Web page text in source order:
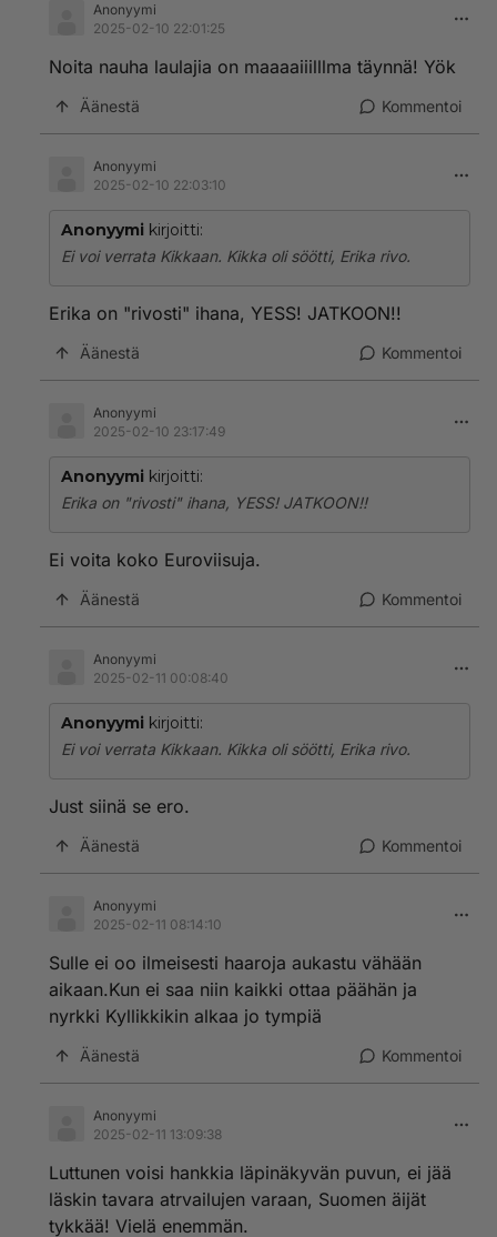
Anonyymi
2025-02-10 22:01:25
Noita nauha laulajia on maaaaiiilllma täynnä! Yök
Äänestä Kommentoi
Anonyymi
2025-02-10 22:03:10
Anonyymi kirjoitti:
Ei voi verrata Kikkaan. Kikka oli söötti, Erika rivo.
Erika on "rivosti" ihana, YESS! JATKOON!!
Äänestä Kommentoi
Anonyymi
2025-02-10 23:17:49
Anonyymi kirjoitti:
Erika on "rivosti" ihana, YESS! JATKOON!!
Ei voita koko Euroviisuja.
Äänestä Kommentoi
Anonyymi
2025-02-11 00:08:40
Anonyymi kirjoitti:
Ei voi verrata Kikkaan. Kikka oli söötti, Erika rivo.
Just siinä se ero.
Äänestä Kommentoi
Anonyymi
2025-02-11 08:14:10
Sulle ei oo ilmeisesti haaroja aukastu vähään
aikaan.Kun ei saa niin kaikki ottaa päähän ja
nyrkki Kyllikkikin alkaa jo tympiä
Äänestä Kommentoi
Anonyymi
2025-02-11 13:09:38
Luttunen voisi hankkia läpinäkyvän puvun, ei jää
läskin tavara atrvailujen varaan, Suomen äijät
tykkää! Vielä enemmän.